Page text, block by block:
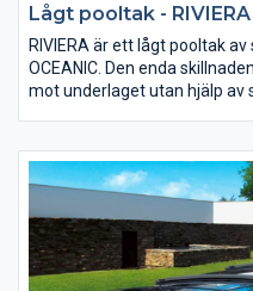
Lågt pooltak - RIVIERA
​​​RIVIERA är ett lågt pooltak
OCEANIC. Den enda
mot underlaget utan hjälp av